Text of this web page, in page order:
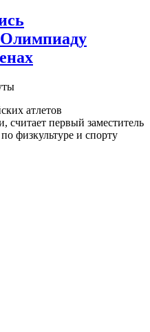
атлетов
первый заместитель
физкультуре и спорту